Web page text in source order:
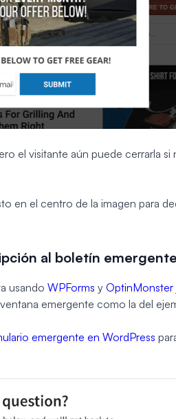
el visitante aún puede cerrarla si
en el centro de la imagen para
al boletín emergente
usando WPForms y OptinMonster
emergente como la del
emergente en WordPress